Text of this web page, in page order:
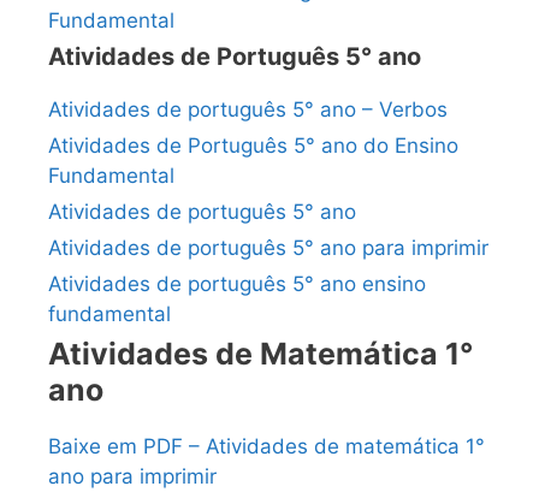
Fundamental
Atividades de Português 5° ano
Atividades de português 5° ano – Verbos
Atividades de Português 5° ano do Ensino
Fundamental
Atividades de português 5° ano
Atividades de português 5° ano para imprimir
Atividades de português 5° ano ensino
fundamental
Atividades de Matemática 1°
ano
Baixe em PDF – Atividades de matemática 1°
ano para imprimir